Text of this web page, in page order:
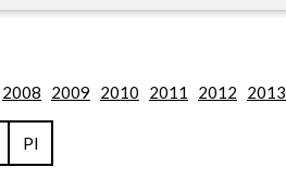
2008 2009 2010 2011 2012 2013
Pl